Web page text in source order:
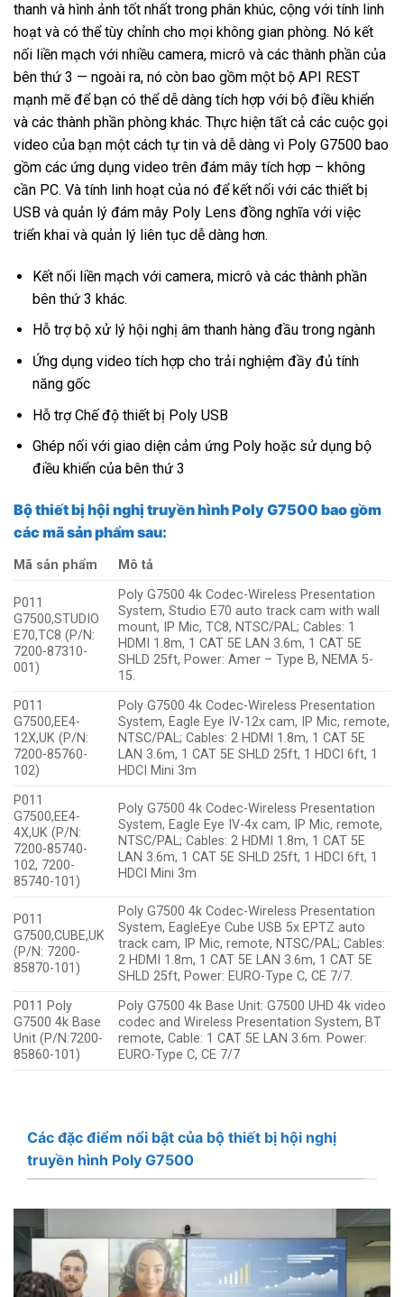
thanh và hình ảnh tốt nhất trong phân khúc, cộng với tính linh
hoạt và có thể tùy chỉnh cho mọi không gian phòng. Nó kết
nối liền mạch với nhiều camera, micrô và các thành phần của
bên thứ 3 — ngoài ra, nó còn bao gồm một bộ API REST
mạnh mẽ để bạn có thể dễ dàng tích hợp với bộ điều khiển
và các thành phần phòng khác. Thực hiện tất cả các cuộc gọi
video của bạn một cách tự tin và dễ dàng vì Poly G7500 bao
gồm các ứng dụng video trên đám mây tích hợp – không
cần PC. Và tính linh hoạt của nó để kết nối với các thiết bị
USB và quản lý đám mây Poly Lens đồng nghĩa với việc
triển khai và quản lý liên tục dễ dàng hơn.
Kết nối liền mạch với camera, micrô và các thành phần
bên thứ 3 khác.
Hỗ trợ bộ xử lý hội nghị âm thanh hàng đầu trong ngành
Ứng dụng video tích hợp cho trải nghiệm đầy đủ tính
năng gốc
Hỗ trợ Chế độ thiết bị Poly USB
Ghép nối với giao diện cảm ứng Poly hoặc sử dụng bộ
điều khiển của bên thứ 3
Bộ thiết bị hội nghị truyền hình Poly G7500 bao gồm
các mã sản phẩm sau:
Mã sản phẩm Mô tả
P011
G7500,STUDIO
E70,TC8 (P/N:
7200-87310-
001)
Poly G7500 4k Codec-Wireless Presentation
System, Studio E70 auto track cam with wall
mount, IP Mic, TC8, NTSC/PAL; Cables: 1
HDMI 1.8m, 1 CAT 5E LAN 3.6m, 1 CAT 5E
SHLD 25ft, Power: Amer – Type B, NEMA 5-
15.
P011
G7500,EE4-
12X,UK (P/N:
7200-85760-
102)
Poly G7500 4k Codec-Wireless Presentation
System, Eagle Eye IV-12x cam, IP Mic, remote,
NTSC/PAL; Cables: 2 HDMI 1.8m, 1 CAT 5E
LAN 3.6m, 1 CAT 5E SHLD 25ft, 1 HDCI 6ft, 1
HDCI Mini 3m
P011
G7500,EE4-
4X,UK (P/N:
7200-85740-
102, 7200-
85740-101)
Poly G7500 4k Codec-Wireless Presentation
System, Eagle Eye IV-4x cam, IP Mic, remote,
NTSC/PAL; Cables: 2 HDMI 1.8m, 1 CAT 5E
LAN 3.6m, 1 CAT 5E SHLD 25ft, 1 HDCI 6ft, 1
HDCI Mini 3m
P011
G7500,CUBE,UK
(P/N: 7200-
85870-101)
Poly G7500 4k Codec-Wireless Presentation
System, EagleEye Cube USB 5x EPTZ auto
track cam, IP Mic, remote, NTSC/PAL; Cables:
2 HDMI 1.8m, 1 CAT 5E LAN 3.6m, 1 CAT 5E
SHLD 25ft, Power: EURO-Type C, CE 7/7.
P011 Poly
G7500 4k Base
Unit (P/N:7200-
85860-101)
Poly G7500 4k Base Unit: G7500 UHD 4k video
codec and Wireless Presentation System, BT
remote, Cable: 1 CAT 5E LAN 3.6m. Power:
EURO-Type C, CE 7/7
Các đặc điểm nổi bật của bộ thiết bị hội nghị
truyền hình Poly G7500